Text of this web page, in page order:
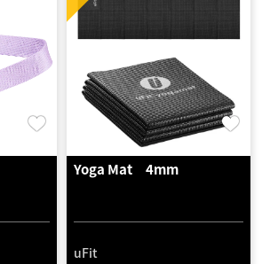
Yoga Mat 4mm
uFit